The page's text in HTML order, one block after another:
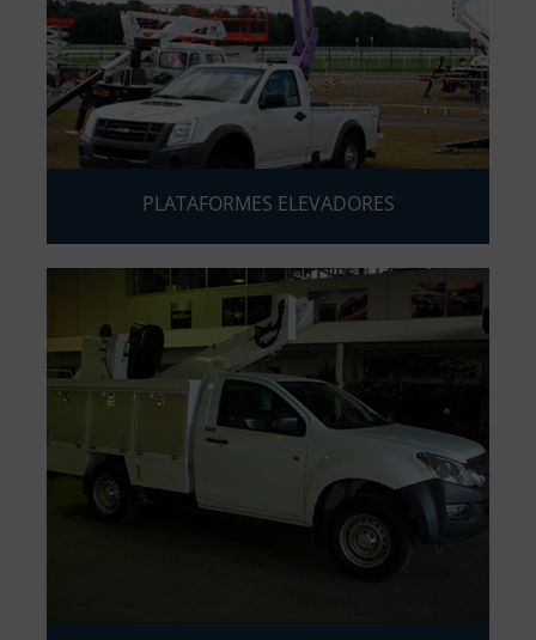
PLATAFORMES ELEVADORES